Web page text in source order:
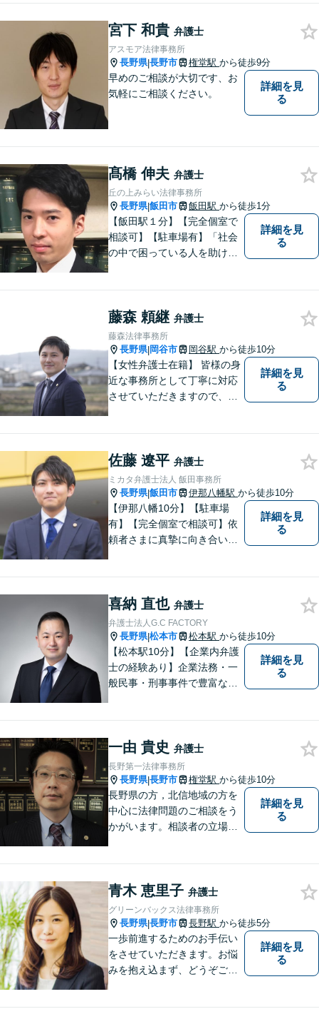
権利を守るために懸命に働き
ます。離婚・借金・交通事故
などお気軽にご相談くださ
い。
宮下 和貴 弁護士
アスモア法律事務所
長野県|長野市 権堂駅 から徒歩9分
早めのご相談が大切です、お
気軽にご相談ください。
詳細を見
る
髙橋 伸夫 弁護士
丘の上みらい法律事務所
長野県|飯田市 飯田駅 から徒歩1分
【飯田駅１分】【完全個室で
相談可】【駐車場有】「社会
の中で困っている人を助けた
であることを心がけ、誠実
に、そして丁寧に対応してい
きます。
詳細を見
る
藤森 頼継 弁護士
藤森法律事務所
長野県|岡谷市 岡谷駅 から徒歩10分
【女性弁護士在籍】 皆様の身
近な事務所として丁寧に対応
させていただきますので、お
詳細を見
る
佐藤 遼平 弁護士
ミカタ弁護士法人 飯田事務所
長野県|飯田市 伊那八幡駅 から徒歩10分
【伊那八幡10分】【駐車場
有】【完全個室で相談可】依
頼者さまに真摯に向き合い、
は日本全国です。 遠方の方は
Web面談や電話でのご連絡が
可能です。
詳細を見
る
喜納 直也 弁護士
弁護士法人G.C FACTORY
長野県|松本市 松本駅 から徒歩10分
【松本駅10分】【企業内弁護
士の経験あり】企業法務・一
般民事・刑事事件で豊富な実
供します。
詳細を見
る
一由 貴史 弁護士
長野第一法律事務所
長野県|長野市 権堂駅 から徒歩10分
長野県の方，北信地域の方を
中心に法律問題のご相談をう
かがいます。相談者の立場を
詳細を見
る
青木 恵里子 弁護士
グリーンバックス法律事務所
長野県|長野市 長野駅 から徒歩5分
一歩前進するためのお手伝い
をさせていただきます。お悩
みを抱え込まず、どうぞご相
詳細を見
る